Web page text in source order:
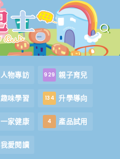
人物專訪 929 親子育兒
趣味學習 134 升學導向
一家健康 4 產品試用
我愛閱讀